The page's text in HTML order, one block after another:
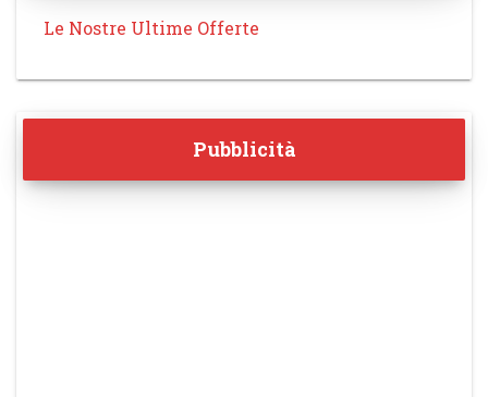
Le Nostre Ultime Offerte
Pubblicità